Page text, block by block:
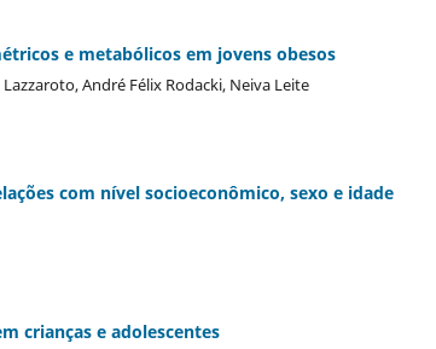
e metabólicos em jovens obesos
André Félix Rodacki, Neiva Leite
com nível socioeconômico, sexo e idade
crianças e adolescentes